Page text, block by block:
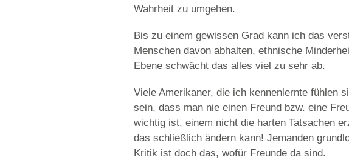
Wahrheit zu umgehen.
Bis zu einem gewissen Grad kann ich das
Menschen davon abhalten, ethnische
Ebene schwächt das alles viel zu sehr ab.
Viele Amerikaner, die ich kennenlernte fühlen
sein, dass man nie einen Freund bzw. eine
wichtig ist, einem nicht die harten Tatsachen
das schließlich ändern kann! Jemanden
Kritik ist doch das, wofür Freunde da sind.